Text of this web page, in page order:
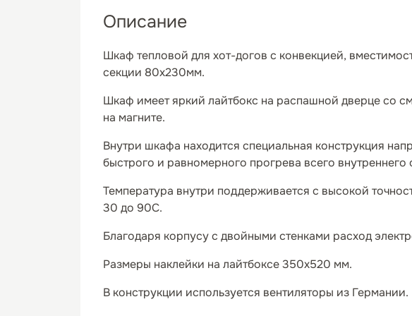
Описание
Шкаф тепловой для хот-догов с конвекцией,
секции 80х230мм.
Шкаф имеет яркий лайтбокс на распашной дверце со
на магните.
Внутри шкафа находится специальная конструкция
быстрого и равномерного прогрева всего внутреннего
Температура внутри поддерживается с высокой
30 до 90С.
Благодаря корпусу с двойными стенками расход
Размеры наклейки на лайтбоксе 350х520 мм.
В конструкции используется вентиляторы из Германии.